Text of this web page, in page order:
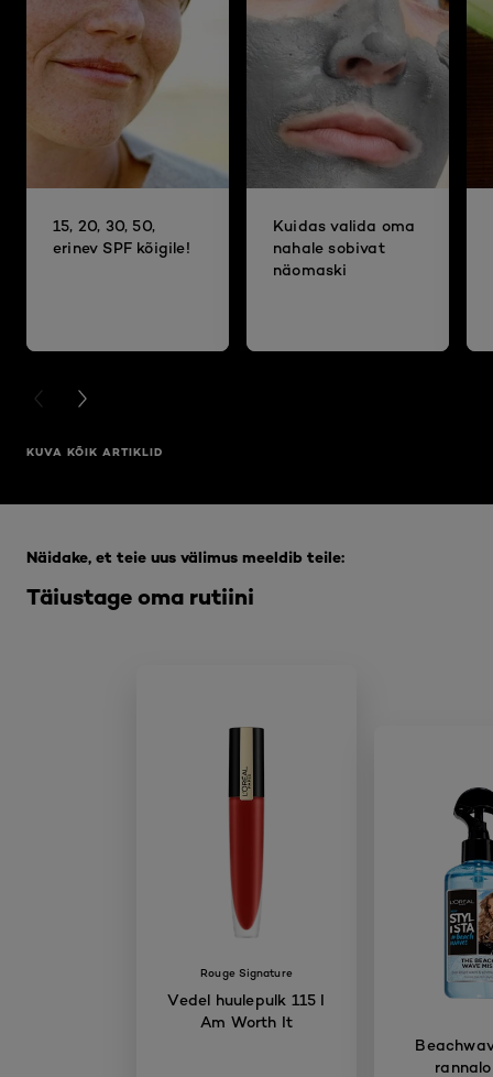
15, 20, 30, 50,
erinev SPF kõigile!
Kuidas valida oma
nahale sobivat
näomaski
PREVIOUS CARD
NEXT CARD
KUVA KÕIK ARTIKLID
Täiustage oma rutiini
Näidake, et teie uus välimus meeldib teile:
Rouge Signature
Vedel huulepulk 115 I
Am Worth It